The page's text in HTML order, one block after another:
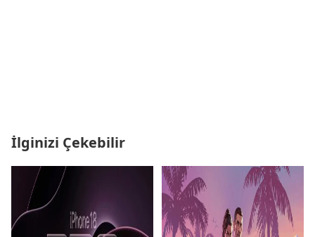
İlginizi Çekebilir